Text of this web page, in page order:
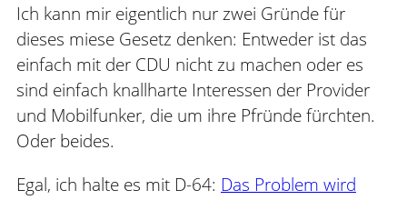
Ich kann mir eigentlich nur zwei Gründe für
dieses miese Gesetz denken: Entweder ist das
einfach mit der CDU nicht zu machen oder es
sind einfach knallharte Interessen der Provider
und Mobilfunker, die um ihre Pfründe fürchten.
Oder beides.
Egal, ich halte es mit D-64: Das Problem wird